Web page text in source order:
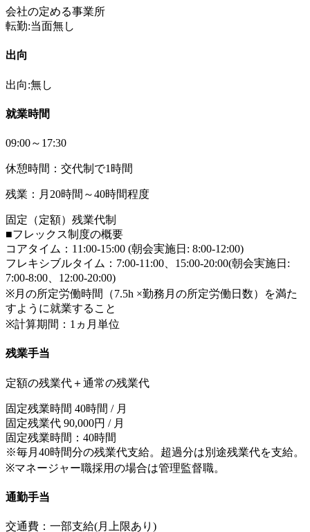
会社の定める事業所
転勤:当面無し
出向
出向:無し
就業時間
09:00～17:30
休憩時間：交代制で1時間
残業：月20時間～40時間程度
固定（定額）残業代制
■フレックス制度の概要
コアタイム：11:00-15:00 (朝会実施日: 8:00-12:00)
フレキシブルタイム：7:00-11:00、15:00-20:00(朝会実施日:
7:00-8:00、12:00-20:00)
※月の所定労働時間（7.5h ×勤務月の所定労働日数）を満た
すように就業すること
※計算期間：1ヵ月単位
残業手当
定額の残業代＋通常の残業代
固定残業時間 40時間 / 月
固定残業代 90,000円 / 月
固定残業時間：40時間
※毎月40時間分の残業代支給。超過分は別途残業代を支給。
※マネージャー職採用の場合は管理監督職。
通勤手当
交通費：一部支給(月上限あり)